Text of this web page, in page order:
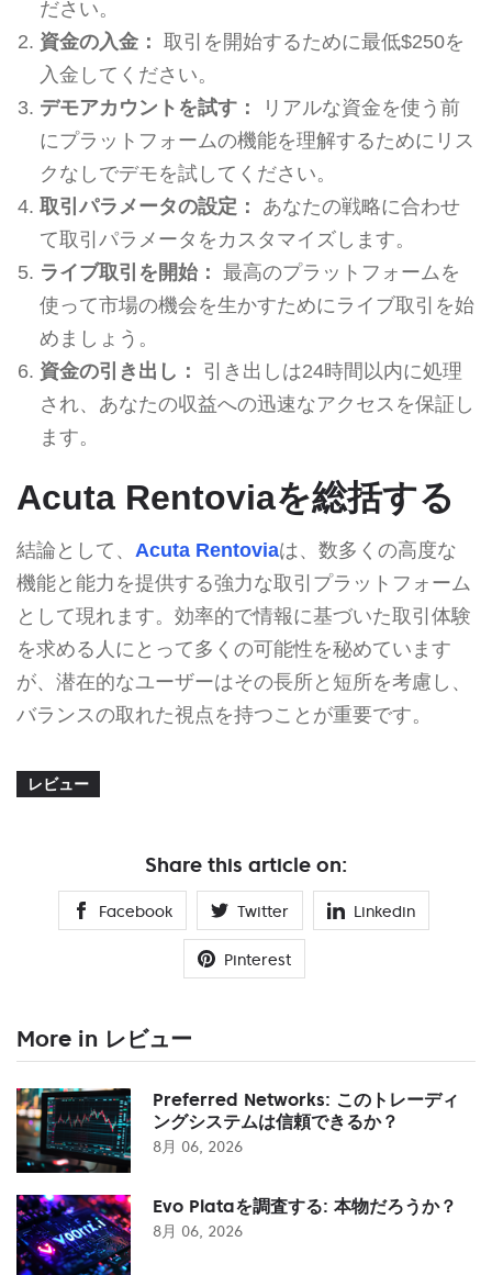
ださい。
資金の入金： 取引を開始するために最低$250を
入金してください。
デモアカウントを試す：
リアルな資金を使う前
にプラットフォームの機能を理解するためにリス
クなしでデモを試してください。
取引パラメータの設定：
あなたの戦略に合わせ
て取引パラメータをカスタマイズします。
ライブ取引を開始： 最高のプラットフォームを
使って市場の機会を生かすためにライブ取引を始
めましょう。
資金の引き出し：
引き出しは24時間以内に処理
され、あなたの収益への迅速なアクセスを保証し
ます。
Acuta Rentoviaを総括する
結論として、 Acuta Rentoviaは、数多くの高度な
機能と能力を提供する強力な取引プラットフォーム
として現れます。効率的で情報に基づいた取引体験
を求める人にとって多くの可能性を秘めています
が、潜在的なユーザーはその長所と短所を考慮し、
バランスの取れた視点を持つことが重要です。
レビュー
Share this article on:
Facebook Twitter Linkedin
Pinterest
More in レビュー
Preferred Networks: このトレーディ
ングシステムは信頼できるか？
8月 06, 2026
Evo Plataを調査する: 本物だろうか？
8月 06, 2026